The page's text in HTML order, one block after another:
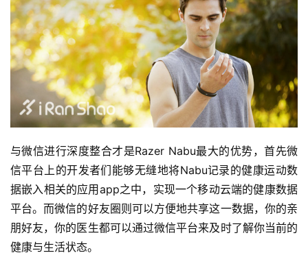
与微信进行深度整合才是Razer Nabu最大的优势，首先微
信平台上的开发者们能够无缝地将Nabu记录的健康运动数
据嵌入相关的应用app之中，实现一个移动云端的健康数据
平台。而微信的好友圈则可以方便地共享这一数据，你的亲
朋好友，你的医生都可以通过微信平台来及时了解你当前的
健康与生活状态。